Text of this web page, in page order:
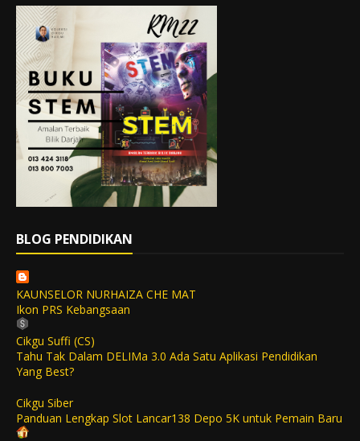
BLOG PENDIDIKAN
KAUNSELOR NURHAIZA CHE MAT
Ikon PRS Kebangsaan
Cikgu Suffi (CS)
Tahu Tak Dalam DELIMa 3.0 Ada Satu Aplikasi Pendidikan
Yang Best?
Cikgu Siber
Panduan Lengkap Slot Lancar138 Depo 5K untuk Pemain Baru